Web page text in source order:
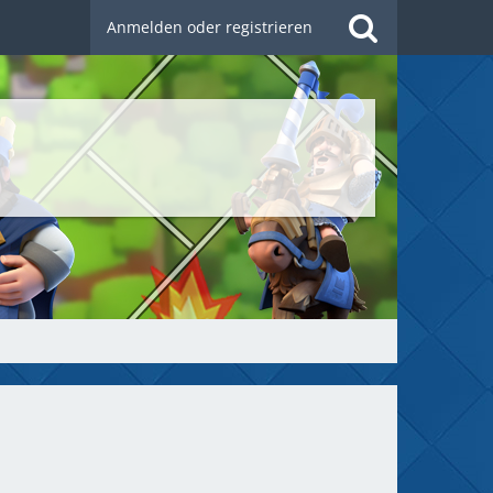
Anmelden oder registrieren